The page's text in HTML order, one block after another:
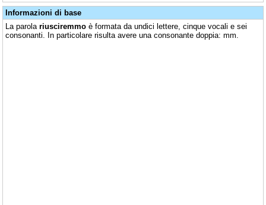
Informazioni di base
La parola riusciremmo è formata da undici lettere, cinque vocali e sei
consonanti. In particolare risulta avere una consonante doppia: mm.